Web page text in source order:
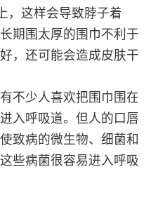
，这样会导致脖子着
期围太厚的围巾不利于
，还可能会造成皮肤干
不少人喜欢把围巾围在
入呼吸道。但人的口唇
致病的微生物、细菌和
些病菌很容易进入呼吸